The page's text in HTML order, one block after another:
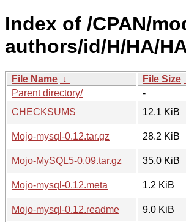
Index of /CPAN/
authors/id/H/HA/
File Name ↓ File Size
Parent directory/
-
CHECKSUMS
12.1 KiB
Mojo-mysql-0.12.tar.gz
28.2 KiB
Mojo-MySQL5-0.09.tar.gz
35.0 KiB
Mojo-mysql-0.12.meta
1.2 KiB
Mojo-mysql-0.12.readme
9.0 KiB